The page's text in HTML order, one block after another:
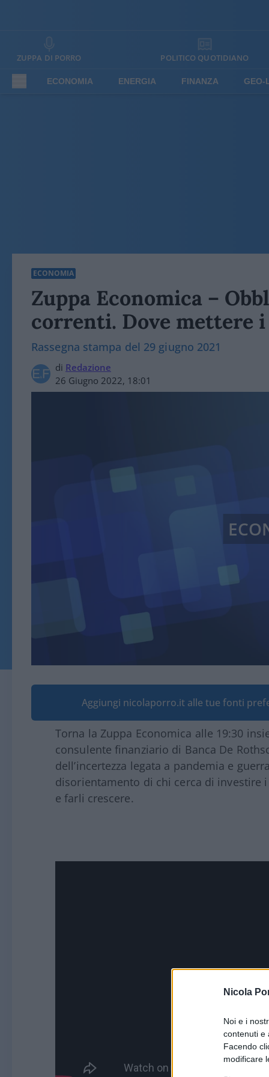
Nicola
Noi e i
contenuti e
Facendo
modificare
ZUPPA DI PORRO POLITICO QUOTIDIANO
ECONOMIA ENERGIA FINANZA GEO-
ECONOMIA
Zuppa Economica –
correnti. Dove mettere
Rassegna stampa del 29 giugno 2021
di Redazione
26 Giugno 2022, 18:01
Aggiungi nicolaporro.it alle tue fonti
Torna la Zuppa Economica alle 19:30
consulente finanziario di Banca De
dell’incertezza legata a pandemia e
disorientamento di chi cerca di investire
e farli crescere.